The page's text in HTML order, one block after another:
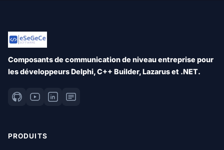
Composants de communication de niveau entreprise pour
les développeurs Delphi, C++ Builder, Lazarus et .NET.
PRODUITS